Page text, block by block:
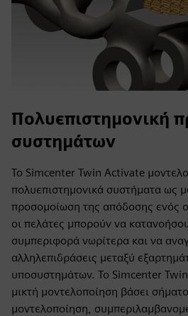
Πολυεπιστημονική
συστημάτων
Το Simcenter Twin Activate
πολυεπιστημονικά συστήματα ως
προσομοίωση της απόδοσης ενός
οι πελάτες μπορούν να
συμπεριφορά νωρίτερα και να
αλληλεπιδράσεις μεταξύ
υποσυστημάτων. Το Simcenter
μικτή μοντελοποίηση βάσει
μοντελοποίηση,